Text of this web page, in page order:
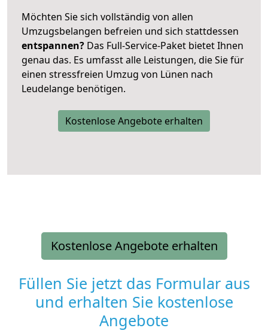
Möchten Sie sich vollständig von allen
Umzugsbelangen befreien und sich stattdessen
entspannen? Das Full-Service-Paket bietet Ihnen
genau das. Es umfasst alle Leistungen, die Sie für
einen stressfreien Umzug von Lünen nach
Leudelange benötigen.
Kostenlose Angebote erhalten
Kostenlose Angebote erhalten
Füllen Sie jetzt das Formular aus
und erhalten Sie kostenlose
Angebote